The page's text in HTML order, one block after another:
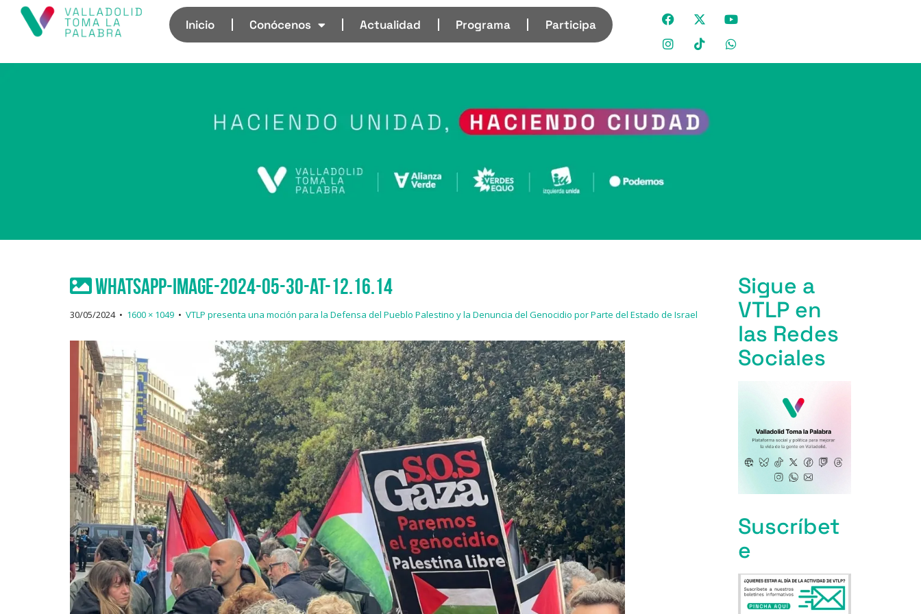
Inicio Conócenos Actualidad Programa Participa
WhatsApp-Image-2024-05-30-at-12.16.14
30/05/2024• 1600 × 1049 • VTLP presenta una moción para la Defensa del Pueblo Palestino y la Denuncia del Genocidio por Parte del Estado de Israel
Sigue a
VTLP en
las Redes
Sociales
Suscríbet
e